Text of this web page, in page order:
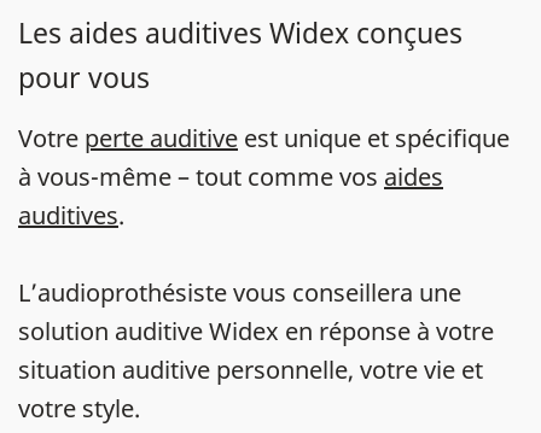
Les aides auditives Widex conçues
pour vous
Votre perte auditive est unique et spécifique
à vous-même – tout comme vos aides
auditives.
L’audioprothésiste vous conseillera une
solution auditive Widex en réponse à votre
situation auditive personnelle, votre vie et
votre style.